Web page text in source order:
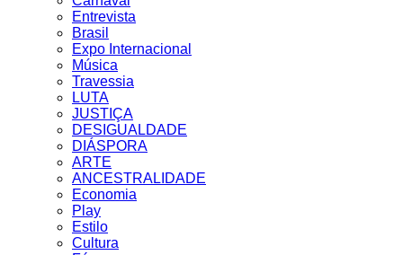
Entrevista
Brasil
Expo Internacional
Música
Travessia
LUTA
JUSTIÇA
DESIGUALDADE
DIÁSPORA
ARTE
ANCESTRALIDADE
Economia
Play
Estilo
Cultura